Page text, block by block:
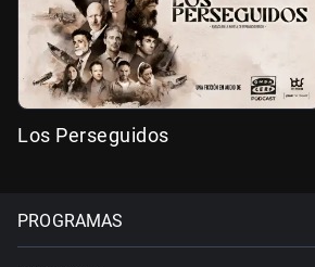
Los Perseguidos
PROGRAMAS